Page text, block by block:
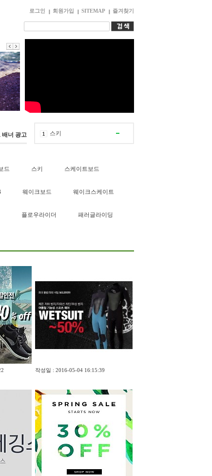
로그인 회원가입 SITEMAP 즐겨찾기
배너 광고 스키
가전내구제방법
개인선불폰유심매
6
드 스키 스케이트보드
웨이크보드 웨이크스케이트
플로우라이더 패러글라이딩
작성일 : 2016-05-04 16:15:39